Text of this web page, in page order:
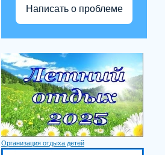
Написать о проблеме
Организация отдыха детей